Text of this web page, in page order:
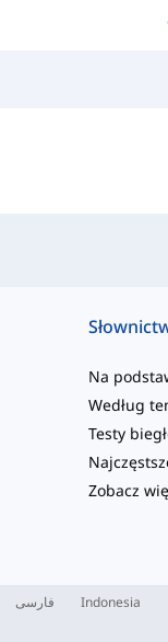
Według
Testy
Zobacz
فارسی Indonesia